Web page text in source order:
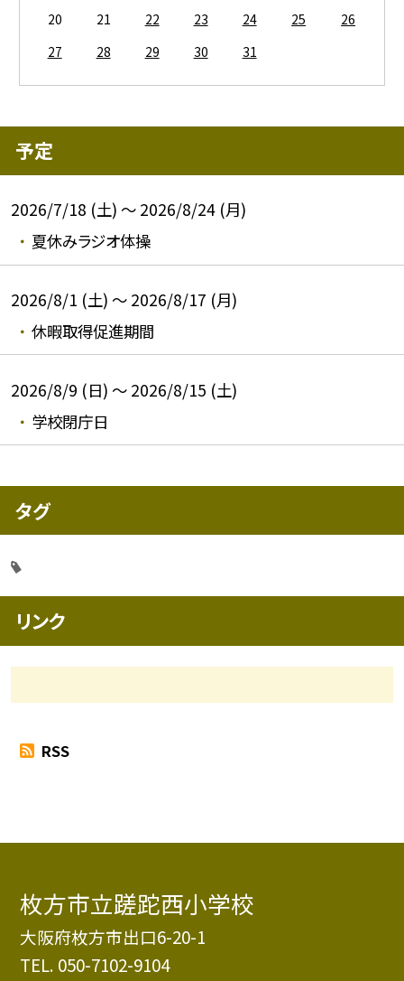
20
21 22 23 24 25
26
27
28 29 30 31
予定
2026/7/18 (土) ～ 2026/8/24 (月)
夏休みラジオ体操
2026/8/1 (土) ～ 2026/8/17 (月)
休暇取得促進期間
2026/8/9 (日) ～ 2026/8/15 (土)
学校閉庁日
タグ
リンク
RSS
枚方市立蹉跎西小学校
大阪府枚方市出口6-20-1
TEL. 050-7102-9104